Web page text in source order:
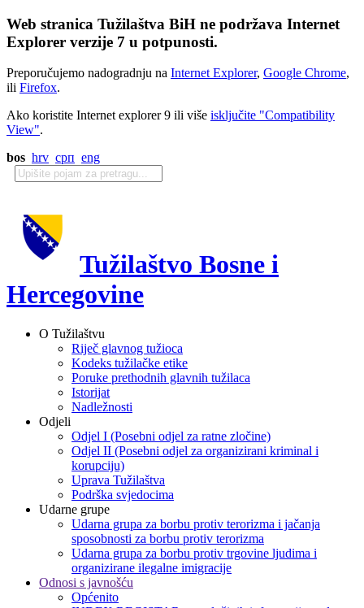
Web stranica Tužilaštva BiH ne podržava Internet
Explorer verzije 7 u potpunosti.
Preporučujemo nadogradnju na Internet Explorer, Google Chrome,
ili Firefox.
Ako koristite Internet explorer 9 ili više isključite "Compatibility
View".
bos hrv срп eng
Tužilaštvo Bosne i
Hercegovine
O Tužilaštvu
Riječ glavnog tužioca
Kodeks tužilačke etike
Poruke prethodnih glavnih tužilaca
Istorijat
Nadležnosti
Odjeli
Odjel I (Posebni odjel za ratne zločine)
Odjel II (Posebni odjel za organizirani kriminal i
korupciju)
Uprava Tužilaštva
Podrška svjedocima
Udarne grupe
Udarna grupa za borbu protiv terorizma i jačanja
sposobnosti za borbu protiv terorizma
Udarna grupa za borbu protiv trgovine ljudima i
organizirane ilegalne imigracije
Odnosi s javnošću
Općenito